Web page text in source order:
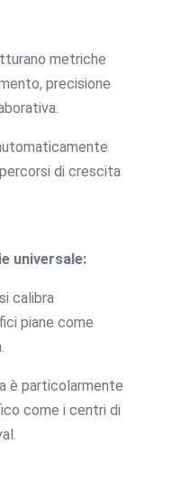
metriche
precisione
di crescita
universale:
calibra
piane come
è particolarmente
come i centri di